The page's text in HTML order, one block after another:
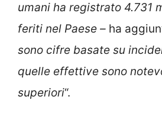
umani ha registrato 4.731
feriti nel Paese – ha
sono cifre basate su
quelle effettive sono
superiori“.